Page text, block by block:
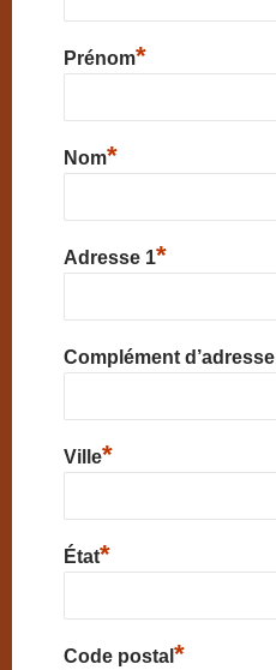
Prénom*
Nom*
Adresse 1*
Complément d’adresse
Ville*
État*
Code postal *